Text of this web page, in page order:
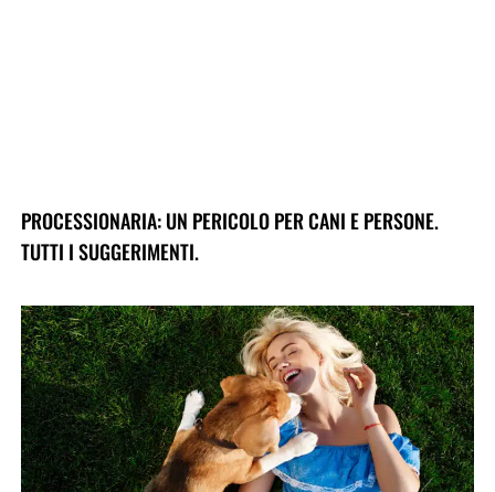
PROCESSIONARIA: UN PERICOLO PER CANI E PERSONE.
TUTTI I SUGGERIMENTI.